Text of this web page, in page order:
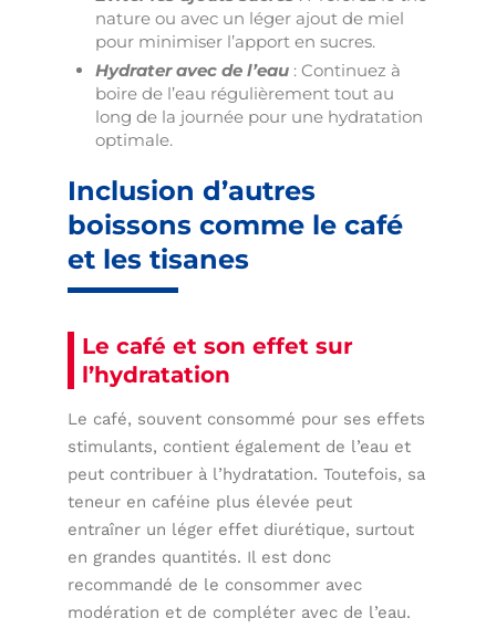
nature ou avec un léger ajout de miel
pour minimiser l’apport en sucres.
Hydrater avec de l’eau : Continuez à
boire de l’eau régulièrement tout au
long de la journée pour une hydratation
optimale.
Inclusion d’autres
boissons comme le café
et les tisanes
Le café et son effet sur
l’hydratation
Le café, souvent consommé pour ses effets
stimulants, contient également de l’eau et
peut contribuer à l’hydratation. Toutefois, sa
teneur en caféine plus élevée peut
entraîner un léger effet diurétique, surtout
en grandes quantités. Il est donc
recommandé de le consommer avec
modération et de compléter avec de l’eau.